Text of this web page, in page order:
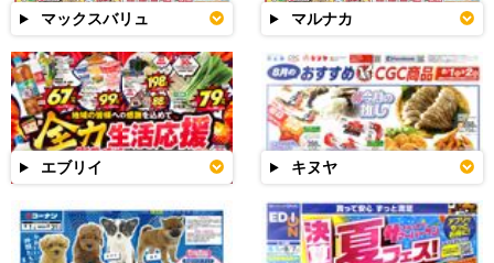
マックスバリュ マルナカ
エブリイ キヌヤ